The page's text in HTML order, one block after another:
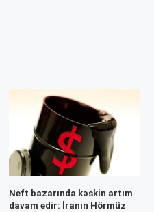
Neft bazarında kəskin artım
davam edir: İranın Hörmüz